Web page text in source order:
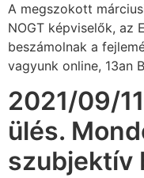
A megszokott
NOGT képviselők, az
beszámolnak a
vagyunk online, 13an
2021/09/
ülés.
szubjektív